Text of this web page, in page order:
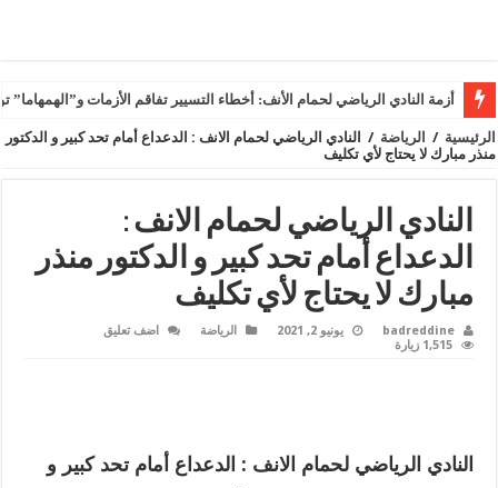
أزمة النادي الرياضي لحمام الأنف: أخطاء التسيير تفاقم الأزمات و”الهمهاما”
الرئيسية / الرياضة /
النادي الرياضي لحمام الانف : الدعداع أمام تحد كبير و الدكتور
منذر مبارك لا يحتاج لأي تكليف
النادي الرياضي لحمام الانف :
الدعداع أمام تحد كبير و الدكتور منذر
مبارك لا يحتاج لأي تكليف
badreddine يونيو 2, 2021 الرياضة
اضف تعليق
1,515 زيارة
النادي الرياضي لحمام الانف : الدعداع أمام تحد كبير و